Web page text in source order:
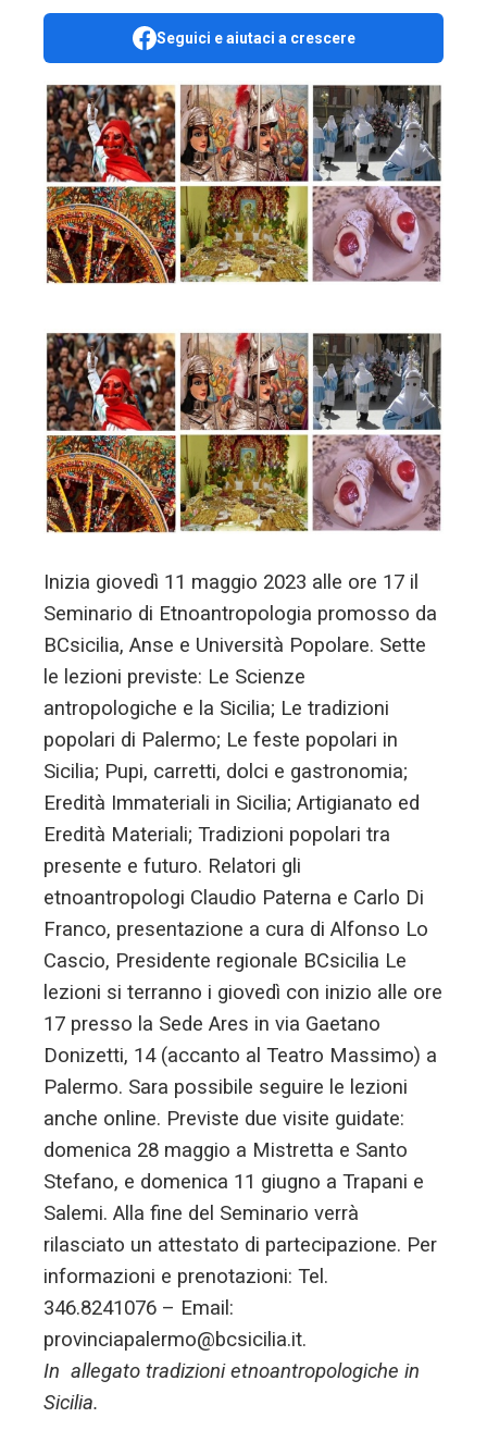
Seguici e aiutaci a crescere
Inizia giovedì 11 maggio 2023 alle ore 17 il
Seminario di Etnoantropologia promosso da
BCsicilia, Anse e Università Popolare. Sette
le lezioni previste: Le Scienze
antropologiche e la Sicilia; Le tradizioni
popolari di Palermo; Le feste popolari in
Sicilia; Pupi, carretti, dolci e gastronomia;
Eredità Immateriali in Sicilia; Artigianato ed
Eredità Materiali; Tradizioni popolari tra
presente e futuro. Relatori gli
etnoantropologi Claudio Paterna e Carlo Di
Franco, presentazione a cura di Alfonso Lo
Cascio, Presidente regionale BCsicilia Le
lezioni si terranno i giovedì con inizio alle ore
17 presso la Sede Ares in via Gaetano
Donizetti, 14 (accanto al Teatro Massimo) a
Palermo. Sara possibile seguire le lezioni
anche online. Previste due visite guidate:
domenica 28 maggio a Mistretta e Santo
Stefano, e domenica 11 giugno a Trapani e
Salemi. Alla fine del Seminario verrà
rilasciato un attestato di partecipazione. Per
informazioni e prenotazioni: Tel.
346.8241076 – Email:
provinciapalermo@bcsicilia.it.
In allegato tradizioni etnoantropologiche in
Sicilia.